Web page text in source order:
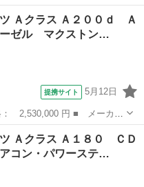
ルサイトホワイト 走行距
離:88050km 通勤に使用しているため、多少距離が伸びます。 ...
Ａクラス Ａ２００ｄ Ａ
ゼル マクストン…
提携サイト 5月12日
Ａクラス ■ グレード
ゼル マクストンエアロ
Ａクラス Ａ１８０ ＣＤ
コン・パワーステ…